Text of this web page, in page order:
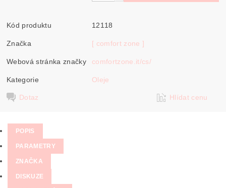
Kód produktu 12118
Značka [ comfort zone ]
Webová stránka značky comfortzone.it/cs/
Kategorie Oleje
Dotaz Hlídat cenu
POPIS
PARAMETRY
ZNAČKA
DISKUZE